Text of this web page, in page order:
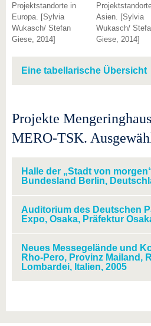
Projektstandorte in
Europa. [Sylvia
Wukasch/ Stefan
Giese, 2014]
Asien. [Sylvia
Wukasch/
Giese, 2014]
Eine tabellarische Übersicht
Projekte
MERO-TSK.
Halle der „Stadt von
Bundesland Berlin,
Auditorium des Deutschen
Expo, Osaka, Präfektur
Neues Messegelände und
Rho-Pero, Provinz Mailand,
Lombardei, Italien, 2005